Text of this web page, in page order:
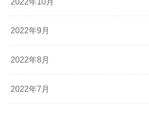
2022年9月
2022年8月
2022年7月